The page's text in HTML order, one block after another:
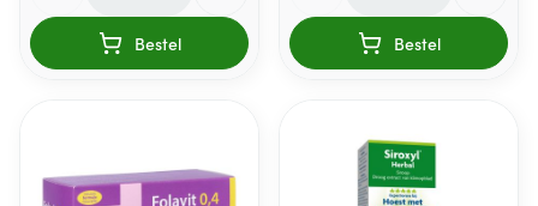
Bestel Bestel